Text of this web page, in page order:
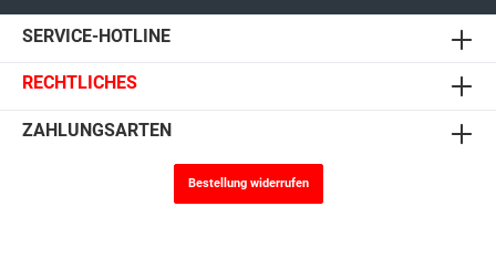
SERVICE-HOTLINE
RECHTLICHES
ZAHLUNGSARTEN
Bestellung widerrufen